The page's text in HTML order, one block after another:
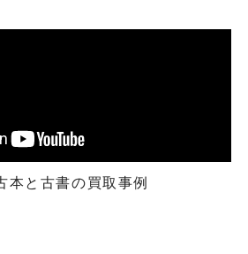
本と古書の買取事例